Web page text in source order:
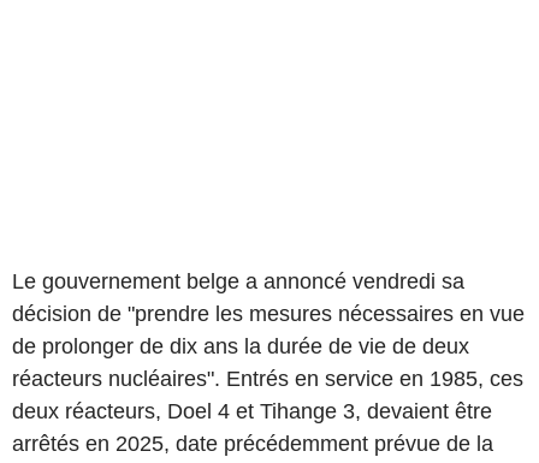
Le gouvernement belge a annoncé vendredi sa
décision de "prendre les mesures nécessaires en vue
de prolonger de dix ans la durée de vie de deux
réacteurs nucléaires". Entrés en service en 1985, ces
deux réacteurs, Doel 4 et Tihange 3, devaient être
arrêtés en 2025, date précédemment prévue de la